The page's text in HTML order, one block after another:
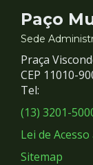
e
Paço
Sede
Praça
CEP 11010-
Tel:
(13) 3201-
Lei de
Sitemap